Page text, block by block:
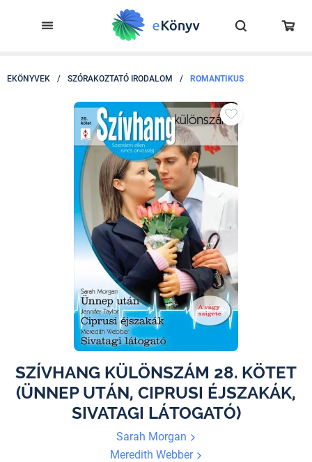
EKÖNYVEK / SZÓRAKOZTATÓ IRODALOM / ROMANTIKUS
SZÍVHANG KÜLÖNSZÁM 28. KÖTET
(ÜNNEP UTÁN, CIPRUSI ÉJSZAKÁK,
SIVATAGI LÁTOGATÓ)
Sarah Morgan
Meredith Webber